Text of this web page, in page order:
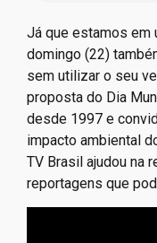
Já que estamos em
domingo (22)
sem utilizar o seu
proposta do Dia
desde 1997 e
impacto ambiental
TV Brasil ajudou na
reportagens que